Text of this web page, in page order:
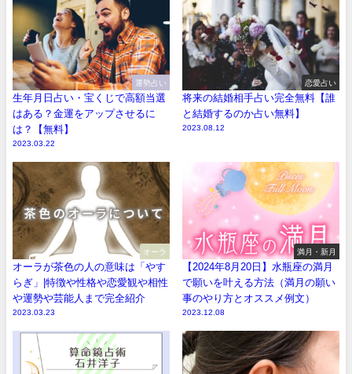
運勢占い
生年月日占い・宝くじで高額当選
はある？金運をアップさせるに
は？【無料】
2023.03.22
恋愛占い
将来の結婚相手占い完全無料【誰
と結婚するのか占い無料】
2023.08.12
オーラ
オーラが茶色の人の意味は「やす
らぎ」|特徴や性格や恋愛観や相性
や運勢や芸能人まで完全紹介
2023.03.23
満月・新月
【2024年8月20日】水瓶座の満月
で願いを叶える方法（満月の願い
事のやり方とオススメ例文）
2023.12.08